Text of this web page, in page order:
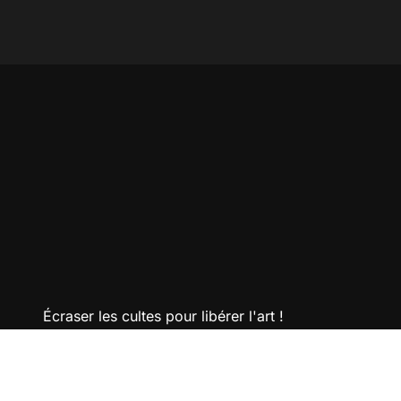
Écraser les cultes pour libérer l'art !